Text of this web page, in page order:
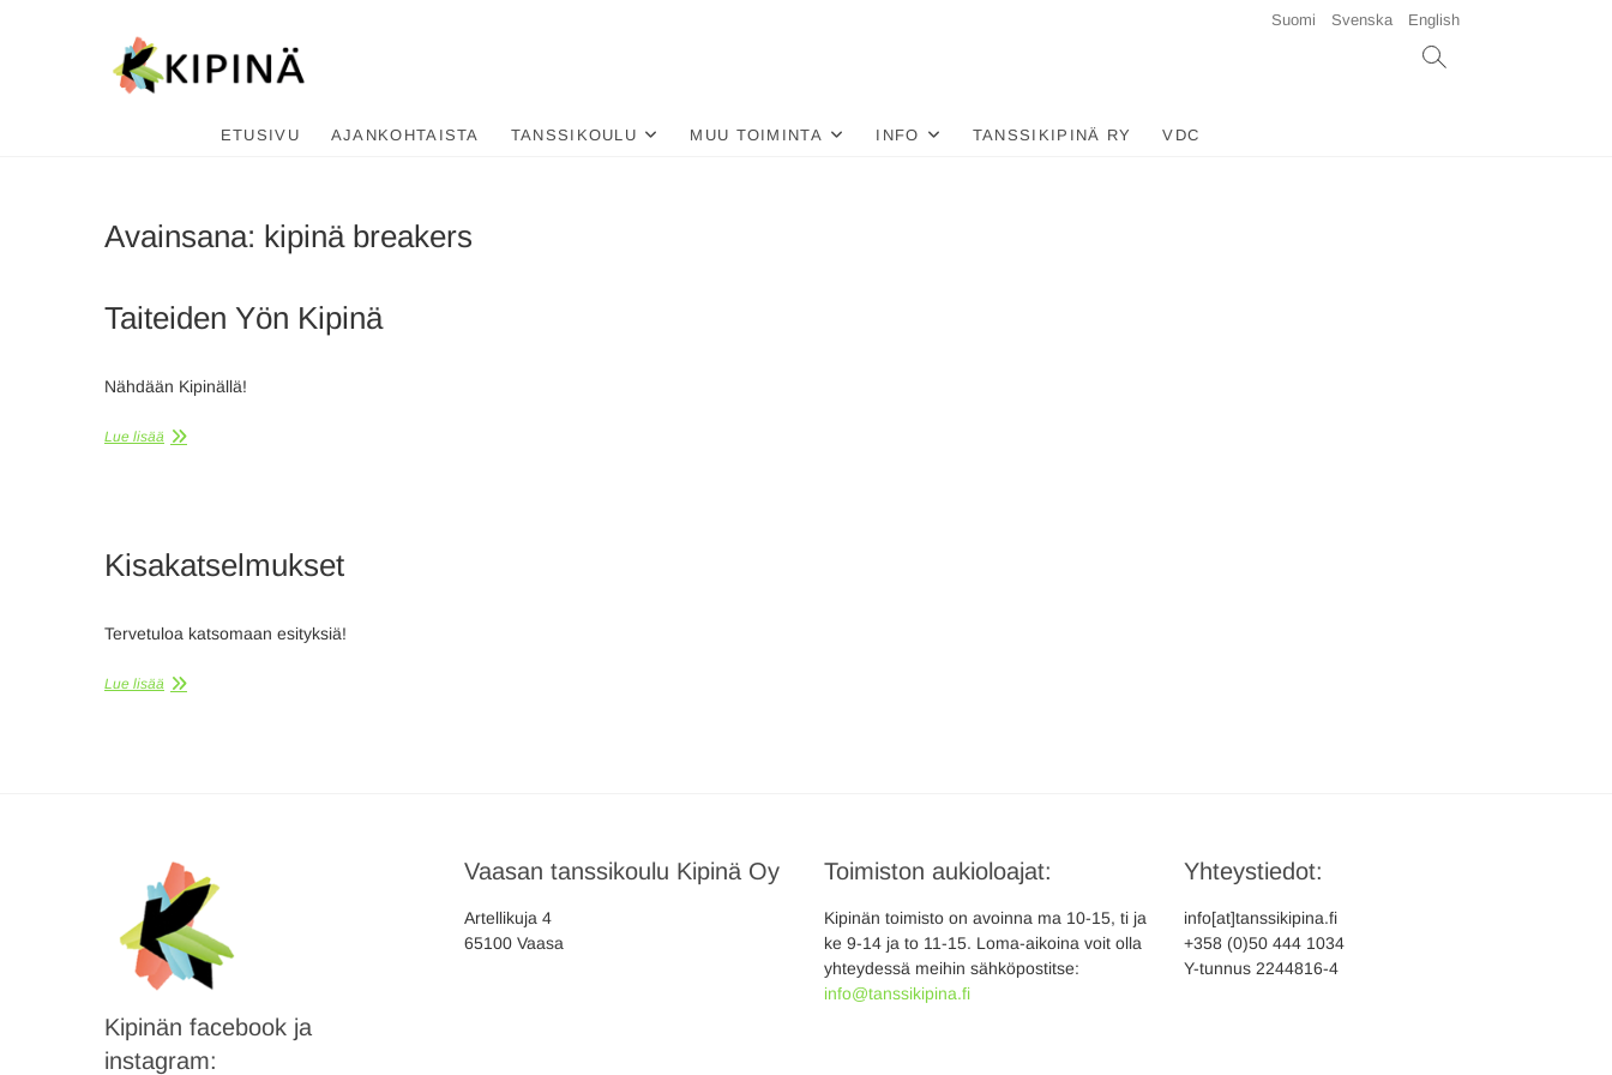
Suomi Svenska English
ETUSIVU AJANKOHTAISTA TANSSIKOULU MUU TOIMINTA INFO TANSSIKIPINÄ RY VDC
Avainsana: kipinä breakers
Taiteiden Yön Kipinä
Nähdään Kipinällä!
Lue lisää
Kisakatselmukset
Tervetuloa katsomaan esityksiä!
Lue lisää
Kipinän facebook ja
instagram:
Vaasan tanssikoulu Kipinä Oy
Artellikuja 4
65100 Vaasa
Toimiston aukioloajat:
Kipinän toimisto on avoinna ma 10-15, ti ja
ke 9-14 ja to 11-15. Loma-aikoina voit olla
yhteydessä meihin sähköpostitse:
info@tanssikipina.fi
Yhteystiedot:
info[at]tanssikipina.fi
+358 (0)50 444 1034
Y-tunnus 2244816-4